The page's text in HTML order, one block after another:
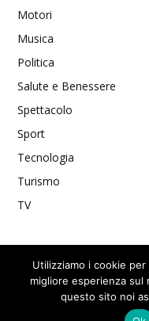
Motori
Musica
Politica
Salute e Benessere
Spettacolo
Sport
Tecnologia
Turismo
TV
Utilizziamo i cookie
migliore esperienza
questo sito noi